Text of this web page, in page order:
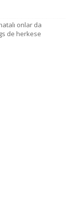
onlar da
de herkese